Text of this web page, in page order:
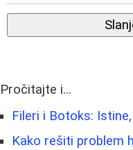
Pročitajte i...
Fileri i Botoks:
Kako rešiti problem